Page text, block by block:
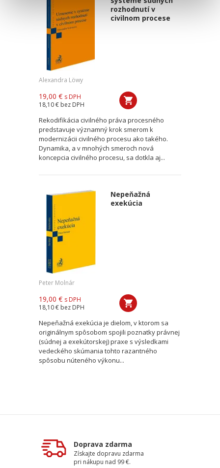
rozhodnutí v
civilnom procese
Alexandra Löwy
19,00 € s DPH
18,10 € bez DPH
Rekodifikácia civilného práva procesného
predstavuje významný krok smerom k
modernizácii civilného procesu ako takého.
Dynamika, a v mnohých smeroch nová
koncepcia civilného procesu, sa dotkla aj...
Nepeňažná
exekúcia
Peter Molnár
19,00 € s DPH
18,10 € bez DPH
Nepeňažná exekúcia je dielom, v ktorom sa
originálnym spôsobom spojili poznatky právnej
(súdnej a exekútorskej) praxe s výsledkami
vedeckého skúmania tohto razantného
spôsobu núteného výkonu...
Doprava zdarma
Získajte dopravu zdarma
pri nákupu nad 99 €.